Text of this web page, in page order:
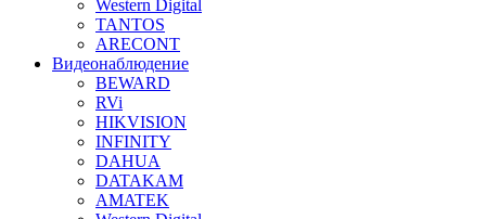
Western Digital
TANTOS
ARECONT
Видеонаблюдение
BEWARD
RVi
HIKVISION
INFINITY
DAHUA
DATAKAM
AMATEK